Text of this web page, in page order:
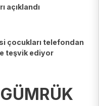
açıklandı
çocukları telefondan
teşvik ediyor